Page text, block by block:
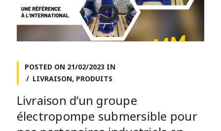
POSTED ON 21/02/2023IN
LIVRAISON, PRODUITS
Livraison d’un groupe
électropompe submersible pour